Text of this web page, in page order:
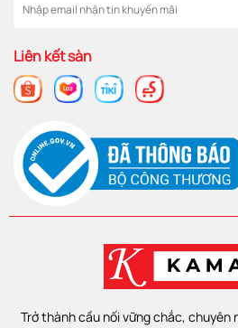
Liên kết sàn
Trở thành cầu nối vững chắc, chuyên